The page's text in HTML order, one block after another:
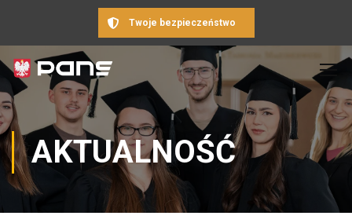
Twoje bezpieczeństwo
AKTUALNOŚĆ